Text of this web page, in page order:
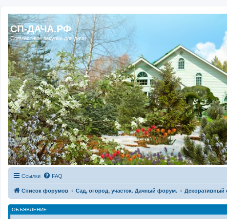
Регистрация
СП-ДАЧА.РФ
Совместные закупки для дачи
Ссылки FAQ
Список форумов Сад, огород, участок. Дачный форум. Декоративный
ОБЪЯВЛЕНИЕ